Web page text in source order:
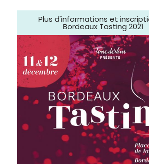
Plus d'informations et
Bordeaux Tasting 2021